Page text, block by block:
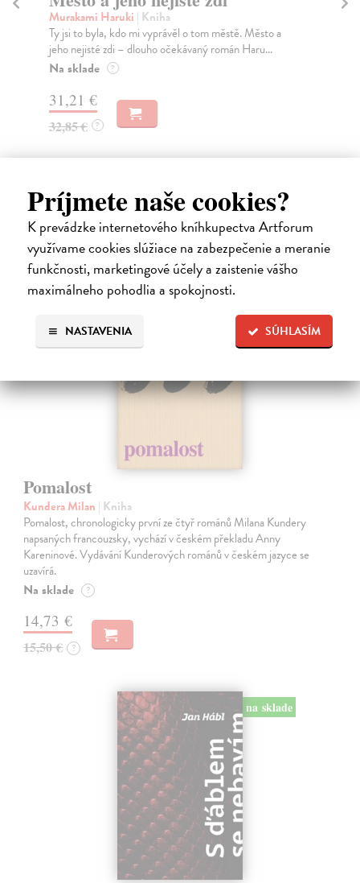
Príjmete naše cookies?
K prevádzke internetového kníhkupectva Artforum
využívame cookies slúžiace na zabezpečenie a meranie
funkčnosti, marketingové účely a zaistenie vášho
maximálneho pohodlia a spokojnosti.
SÚHLASÍM
NASTAVENIA
Murakami Haruki | Kniha
Ty jsi to byla, kdo mi vyprávěl o tom městě. Město a
jeho nejisté zdi – dlouho očekávaný román Haru...
Na sklade ?
31,21 €
32,85 € ?
Ďalšie z kategórie česká beletria
Pomalost
Kundera Milan | Kniha
Pomalost, chronologicky první ze čtyř románů Milana Kundery
napsaných francouzsky, vychází v českém překladu Anny
Kareninové. Vydávání Kunderových románů v českém jazyce se
uzavírá.
Na sklade ?
14,73 €
15,50 € ?
na sklade